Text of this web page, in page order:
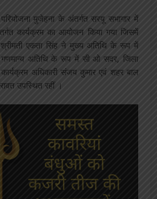
मुजेहना के अंतर्गत सरयू सभागार में
कार्यक्रम का आयोजन किया गया जिसमें
श्रीमती एकता सिंह ने मुख्य अतिथि के रूप में
गणमान्य अतिथि के रूप में सी ओ सदर, जिला
अधिकारी संजय कुमार एवं शहर बाल
उपस्थित रहीं ।